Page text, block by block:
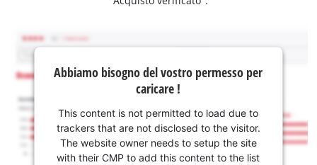
Abbiamo bisogno del vostro permesso per
caricare !
This content is not permitted to load due to
trackers that are not disclosed to the visitor.
The website owner needs to setup the site
with their CMP to add this content to the list